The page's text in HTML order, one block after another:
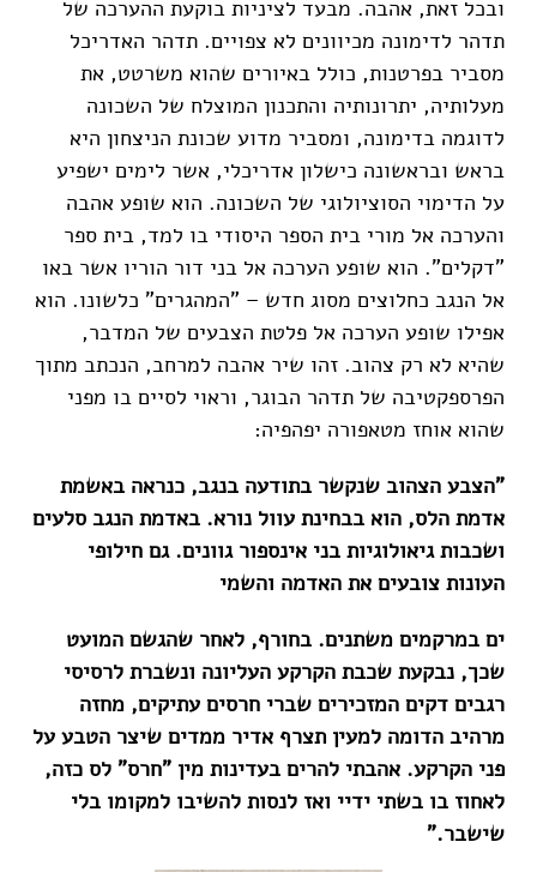
ובכל זאת, אהבה. מבעד לציניות בוקעת ההערכה של
תדהר לדימונה מכיוונים לא צפויים. תדהר האדריכל
מסביר בפרטנות, כולל באיורים שהוא משרטט, את
מעלותיה, יתרונותיה והתכנון המוצלח של השכונה
לדוגמה בדימונה, ומסביר מדוע שכונת הניצחון היא
בראש ובראשונה כישלון אדריכלי, אשר לימים ישפיע
על הדימוי הסוציולוגי של השכונה. הוא שופע אהבה
והערכה אל מורי בית הספר היסודי בו למד, בית ספר
"דקלים". הוא שופע הערכה אל בני דור הוריו אשר באו
אל הנגב כחלוצים מסוג חדש – "המהגרים" כלשונו. הוא
אפילו שופע הערכה אל פלטת הצבעים של המדבר,
שהיא לא רק צהוב. זהו שיר אהבה למרחב, הנכתב מתוך
הפרספקטיבה של תדהר הבוגר, וראוי לסיים בו מפני
שהוא אוחז מטאפורה יפהפיה:
"הצבע הצהוב שנקשר בתודעה בנגב, כנראה באשמת
אדמת הלס, הוא בבחינת עוול נורא. באדמת הנגב סלעים
ושכבות גיאולוגיות בני אינספור גוונים. גם חילופי
העונות צובעים את האדמה והשמי
ים במרקמים משתנים. בחורף, לאחר שהגשם המועט
שכך, נבקעת שכבת הקרקע העליונה ונשברת לרסיסי
רגבים דקים המזכירים שברי חרסים עתיקים, מחזה
מרהיב הדומה למעין תצרף אדיר ממדים שיצר הטבע על
פני הקרקע. אהבתי להרים בעדינות מין "חרס" לס כזה,
לאחוז בו בשתי ידיי ואז לנסות להשיבו למקומו בלי
שישבר."